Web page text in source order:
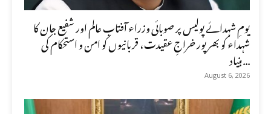
یومِ شہدائے پولیس پر صوبائی وزراء آفتاب عالم اور شفیع جان کا
شہداء کو بھرپور خراجِ عقیدت، قربانیوں کو امن و استحکام کی
بنیاد...
August 6, 2026